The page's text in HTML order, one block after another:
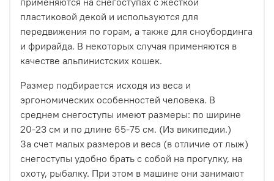
пластиковой декой и используются для
передвижения по горам, а также для сноубординга
и фрирайда. В некоторых случая применяются в
качестве альпинистских кошек.
Размер подбирается исходя из веса и
эргономических особенностей человека. В
среднем снегоступы имеют размеры: по ширине
20-23 см и по длине 65-75 см. (Из википедии.)
За счет малых размеров и веса (в отличие от лыж)
снегоступы удобно брать с собой на прогулку, на
охоту, рыбалку. При этом в машине они занимают